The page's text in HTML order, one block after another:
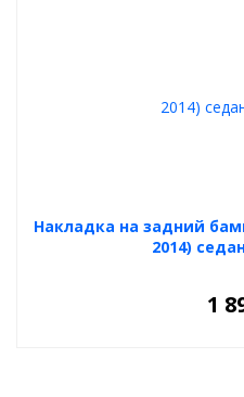
Накладка на задний
2014)
1